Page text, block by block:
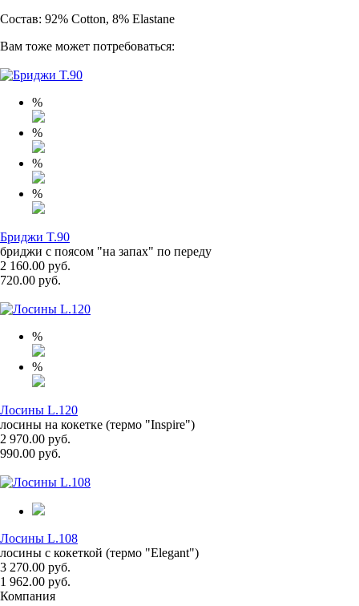
Состав: 92% Cotton, 8% Elastane
Вам тоже может потребоваться:
%
%
%
%
Бриджи T.90
бриджи с поясом "на запах" по переду
2 160.00 руб.
720.00 руб.
%
%
Лосины L.120
лосины на кокетке (термо "Inspire")
2 970.00 руб.
990.00 руб.
Лосины L.108
лосины с кокеткой (термо "Elegant")
3 270.00 руб.
1 962.00 руб.
Компания